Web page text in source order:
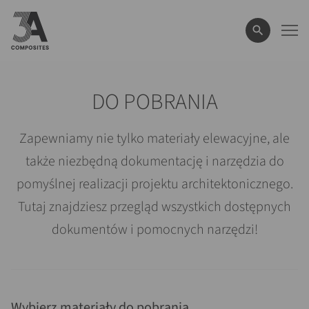
wyszukiwane
hasło
DO POBRANIA
Zapewniamy nie tylko materiały elewacyjne, ale
także niezbędną dokumentację i narzędzia do
pomyślnej realizacji projektu architektonicznego.
Tutaj znajdziesz przegląd wszystkich dostępnych
dokumentów i pomocnych narzędzi!